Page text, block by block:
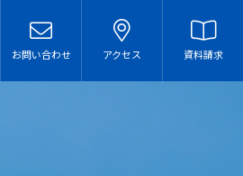
お問い合わせ アクセス 資料請求